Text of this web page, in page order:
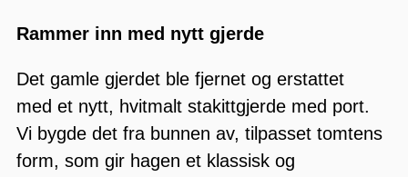
Rammer inn med nytt gjerde
Det gamle gjerdet ble fjernet og erstattet
med et nytt, hvitmalt stakittgjerde med port.
Vi bygde det fra bunnen av, tilpasset tomtens
form, som gir hagen et klassisk og